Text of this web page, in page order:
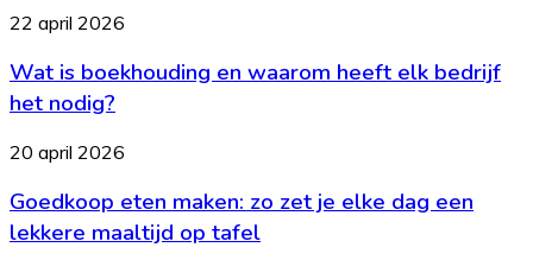
die
werken
Wat
boekhouding
en
waarom
elk
het
nodig?
22 april 2026
Wat is boekhouding en waarom heeft elk bedrijf
het nodig?
Goedkoop
maken:
zo
zet
20 april 2026
Goedkoop eten maken: zo zet je elke dag een
lekkere maaltijd op tafel